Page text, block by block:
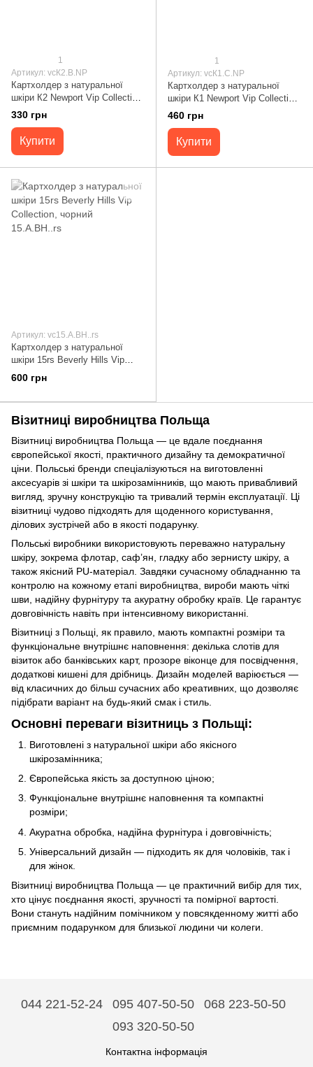
1
Артикул: vcК2.B.NP
Картхолдер з натуральної
шкіри К2 Newport Vip Collection,
коричневий К2.B.NP
330 грн
Купити
1
Артикул: vcК1.C.NP
Картхолдер з натуральної
шкіри К1 Newport Vip Collection,
коньячний К1.C.NP
460 грн
Купити
Артикул: vc15.A.BH..rs
Картхолдер з натуральної
шкіри 15rs Beverly Hills Vip
Collection, чорний 15.A.BH..rs
600 грн
Візитниці виробництва Польща
Візитниці виробництва Польща — це вдале поєднання
європейської якості, практичного дизайну та демократичної
ціни. Польські бренди спеціалізуються на виготовленні
аксесуарів зі шкіри та шкірозамінників, що мають привабливий
вигляд, зручну конструкцію та тривалий термін експлуатації. Ці
візитниці чудово підходять для щоденного користування,
ділових зустрічей або в якості подарунку.
Польські виробники використовують переважно натуральну
шкіру, зокрема флотар, саф’ян, гладку або зернисту шкіру, а
також якісний PU-матеріал. Завдяки сучасному обладнанню та
контролю на кожному етапі виробництва, вироби мають чіткі
шви, надійну фурнітуру та акуратну обробку країв. Це гарантує
довговічність навіть при інтенсивному використанні.
Візитниці з Польщі, як правило, мають компактні розміри та
функціональне внутрішнє наповнення: декілька слотів для
візиток або банківських карт, прозоре віконце для посвідчення,
додаткові кишені для дрібниць. Дизайн моделей варіюється —
від класичних до більш сучасних або креативних, що дозволяє
підібрати варіант на будь-який смак і стиль.
Основні переваги візитниць з Польщі:
Виготовлені з натуральної шкіри або якісного
шкірозамінника;
Європейська якість за доступною ціною;
Функціональне внутрішнє наповнення та компактні
розміри;
Акуратна обробка, надійна фурнітура і довговічність;
Універсальний дизайн — підходить як для чоловіків, так і
для жінок.
Візитниці виробництва Польща — це практичний вибір для тих,
хто цінує поєднання якості, зручності та помірної вартості.
Вони стануть надійним помічником у повсякденному житті або
приємним подарунком для близької людини чи колеги.
044 221-52-24 095 407-50-50
068 223-50-50
093 320-50-50
Контактна інформація